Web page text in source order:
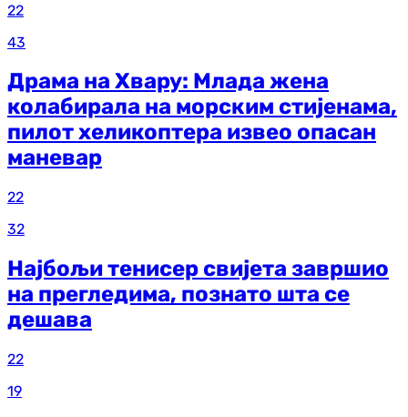
22
43
Драма на Хвару: Млада жена
колабирала на морским стијенама,
пилот хеликоптера извео опасан
маневар
22
32
Најбољи тенисер свијета завршио
на прегледима, познато шта се
дешава
22
19